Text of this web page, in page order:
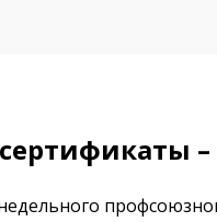
–